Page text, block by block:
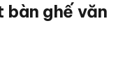
bàn ghế văn